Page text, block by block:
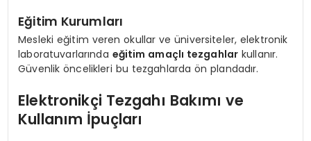
Eğitim Kurumları
Mesleki eğitim veren okullar ve üniversiteler, elektronik
laboratuvarlarında eğitim amaçlı tezgahlar kullanır.
Güvenlik öncelikleri bu tezgahlarda ön plandadır.
Elektronikçi Tezgahı Bakımı ve
Kullanım İpuçları